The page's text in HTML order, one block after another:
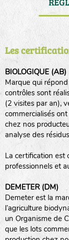
Les
BIOLOGIQUE (AB)
Marque qui
contrôles sont
(2 visites par an),
commercialisés
chez nos
analyse des
La certification est
professionnels et
DEMETER (DM)
Demeter est la
l’agriculture
un Organisme de
que les lots
haies
zone
mare